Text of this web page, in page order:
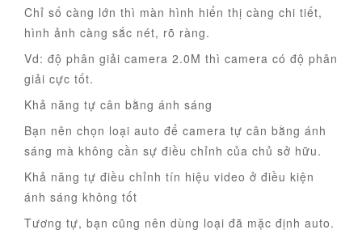
Chỉ số càng lớn thì màn hình hiển thị càng chi tiết,
hình ảnh càng sắc nét, rõ ràng.
Vd: độ phân giải camera 2.0M thì camera có độ phân
giải cực tốt.
Khả năng tự cân bằng ánh sáng
Bạn nên chọn loại auto để camera tự cân bằng ánh
sáng mà không cần sự điều chỉnh của chủ sở hữu.
Khả năng tự điều chỉnh tín hiệu video ở điều kiện
ánh sáng không tốt
Tương tự, bạn cũng nên dùng loại đã mặc định auto.